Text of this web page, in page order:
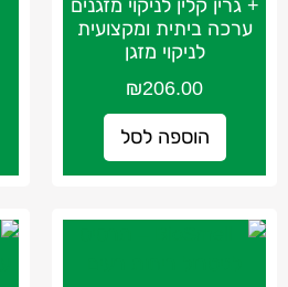
+ גרין קלין לניקוי מזגנים
ערכה ביתית ומקצועית
לניקוי מזגן
₪206.00
הוספה לסל